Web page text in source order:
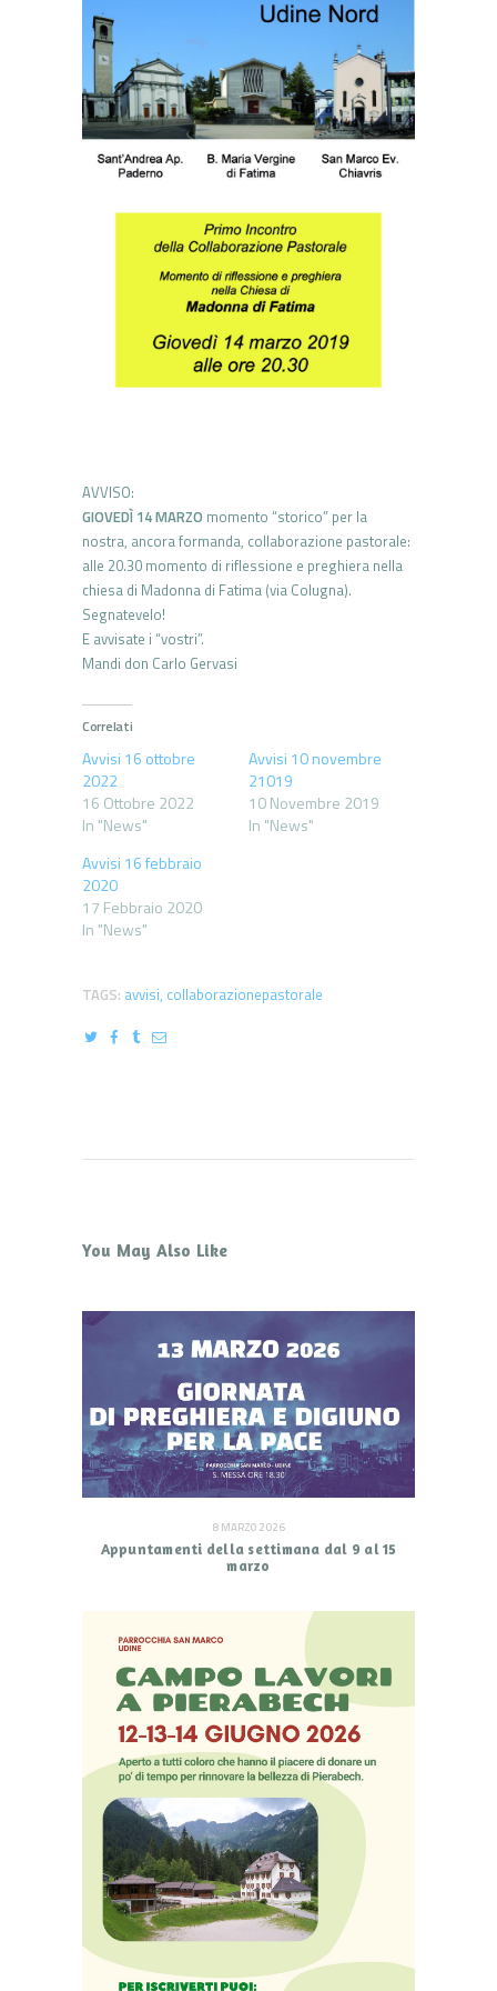
AVVISO:
GIOVEDÌ 14 MARZO momento “storico” per la
nostra, ancora formanda, collaborazione pastorale:
alle 20.30 momento di riflessione e preghiera nella
chiesa di Madonna di Fatima (via Colugna).
Segnatevelo!
E avvisate i “vostri”.
Mandi don Carlo Gervasi
Correlati
Avvisi 16 ottobre
2022
16 Ottobre 2022
In "News"
Avvisi 10 novembre
21019
10 Novembre 2019
In "News"
Avvisi 16 febbraio
2020
17 Febbraio 2020
In "News"
TAGS: avvisi, collaborazionepastorale
You May Also Like
8 MARZO 2026
Appuntamenti della settimana dal 9 al 15
marzo